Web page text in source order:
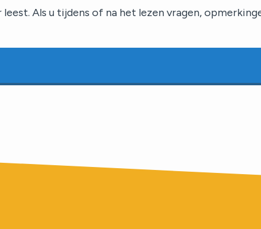
Als u tijdens of na het lezen vragen,